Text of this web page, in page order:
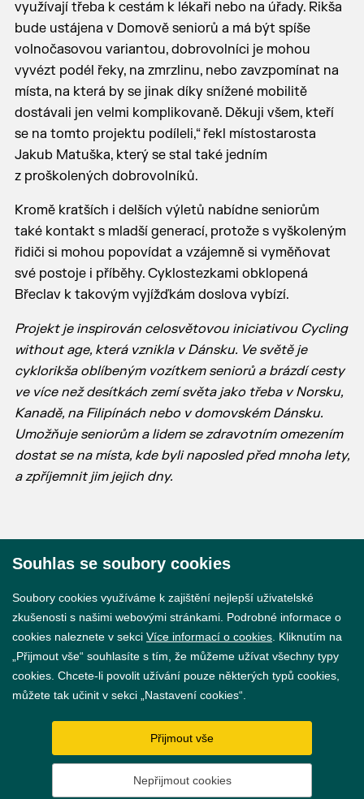
využívají třeba k cestám k lékaři nebo na úřady. Rikša
bude ustájena v Domově seniorů a má být spíše
volnočasovou variantou, dobrovolníci je mohou
vyvézt podél řeky, na zmrzlinu, nebo zavzpomínat na
místa, na která by se jinak díky snížené mobilitě
dostávali jen velmi komplikovaně. Děkuji všem, kteří
se na tomto projektu podíleli,“ řekl místostarosta
Jakub Matuška, který se stal také jedním
z proškolených dobrovolníků.
Kromě kratších i delších výletů nabídne seniorům
také kontakt s mladší generací, protože s vyškoleným
řidiči si mohou popovídat a vzájemně si vyměňovat
své postoje i příběhy. Cyklostezkami obklopená
Břeclav k takovým vyjížďkám doslova vybízí.
Projekt je inspirován celosvětovou iniciativou Cycling
without age, která vznikla v Dánsku. Ve světě je
cyklorikša oblíbeným vozítkem seniorů a brázdí cesty
ve více než desítkách zemí světa jako třeba v Norsku,
Kanadě, na Filipínách nebo v domovském Dánsku.
Umožňuje seniorům a lidem se zdravotním omezením
dostat se na místa, kde byli naposled před mnoha lety,
a zpříjemnit jim jejich dny.
GDPR
Nastavení cookies
Souhlas se soubory cookies
Soubory cookies využíváme k zajištění nejlepší uživatelské
zkušenosti s našimi webovými stránkami. Podrobné informace o
cookies naleznete v sekci Více informací o cookies . Kliknutím na
„Přijmout vše“ souhlasíte s tím, že můžeme užívat všechny typy
cookies. Chcete-li povolit užívání pouze některých typů cookies,
můžete tak učinit v sekci „Nastavení cookies“.
Přijmout vše
Nepřijmout cookies